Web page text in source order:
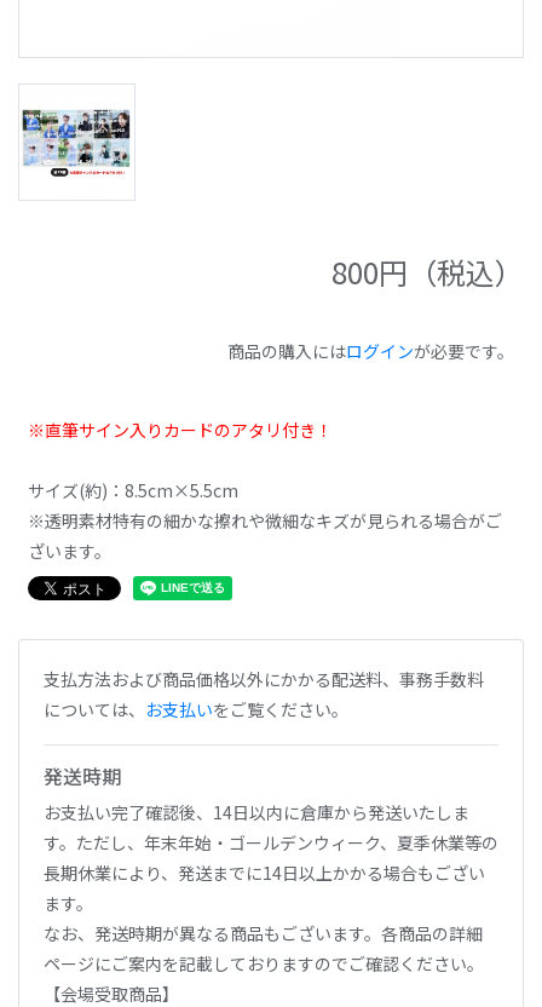
800円（税込）
商品の購入にはログインが必要です。
※直筆サイン入りカードのアタリ付き！
サイズ(約)：8.5cm×5.5cm
※透明素材特有の細かな擦れや微細なキズが見られる場合がご
ざいます。
支払方法および商品価格以外にかかる配送料、事務手数料
については、 お支払いをご覧ください。
発送時期
お支払い完了確認後、14日以内に倉庫から発送いたしま
す。ただし、年末年始・ゴールデンウィーク、夏季休業等の
長期休業により、発送までに14日以上かかる場合もござい
ます。
なお、発送時期が異なる商品もございます。各商品の詳細
ページにご案内を記載しておりますのでご確認ください。
【会場受取商品】